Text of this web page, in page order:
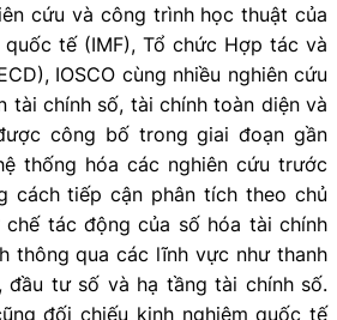
cứu và công trình học thuật của
quốc tế (IMF), Tổ chức Hợp tác và
IOSCO cùng nhiều nghiên cứu
tài chính số, tài chính toàn diện và
công bố trong giai đoạn gần
thống hóa các nghiên cứu trước
cách tiếp cận phân tích theo chủ
tác động của số hóa tài chính
thông qua các lĩnh vực như thanh
đầu tư số và hạ tầng tài chính số.
đối chiếu kinh nghiệm quốc tế